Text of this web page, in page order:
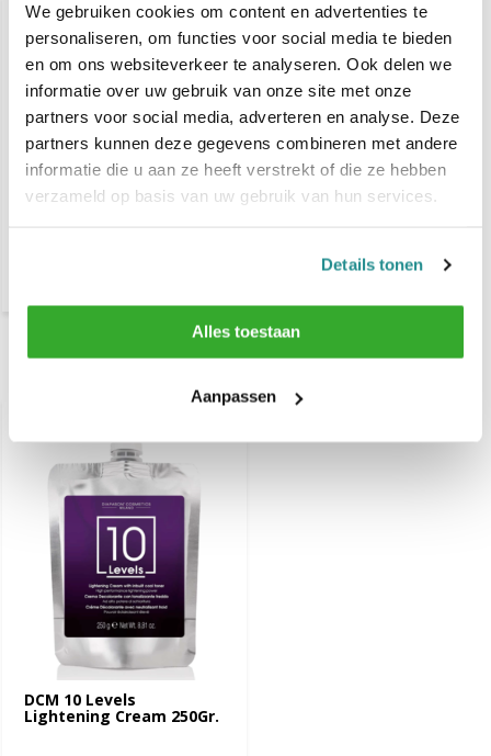
We gebruiken cookies om content en advertenties te
personaliseren, om functies voor social media te bieden
en om ons websiteverkeer te analyseren. Ook delen we
informatie over uw gebruik van onze site met onze
partners voor social media, adverteren en analyse. Deze
partners kunnen deze gegevens combineren met andere
informatie die u aan ze heeft verstrekt of die ze hebben
verzameld op basis van uw gebruik van hun services.
Details tonen
Alles toestaan
Aanpassen
DCM Diapason Oxidizer
DCM 10 Levels
Lightening Cream 250Gr.